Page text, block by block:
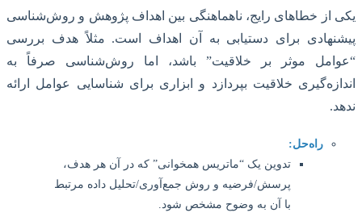
از خطاهای رایج، ناهماهنگی بین اهداف پژوهش و روش‌شناسی
برای دستیابی به آن اهداف است. مثلاً هدف بررسی
موثر بر خلاقیت” باشد، اما روش‌شناسی صرفاً به
خلاقیت بپردازد و ابزاری برای شناسایی عوامل ارائه
راه‌حل:
تدوین یک “ماتریس همخوانی” که در آن هر هدف،
پرسش/فرضیه و روش جمع‌آوری/تحلیل داده مرتبط
با آن به وضوح مشخص شود.